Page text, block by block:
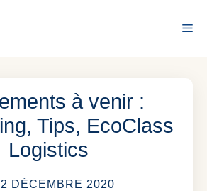
à venir :
Tips, EcoClass
Logistics
2 DÉCEMBRE 2020